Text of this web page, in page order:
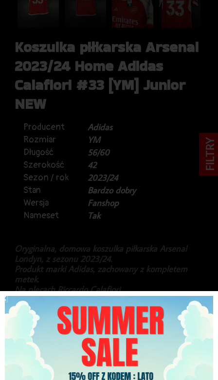
Koszulka piłkarska Arsenal
2023/24 Home Adidas
Calafiori #33 [YM] Junior
NEW
Producent
Adidas
Rozmiar
YM
Długość
56/60
Szerokość
42
Sezon / rok
2023/24
Stan
Bardzo dobry
Wersja
Fanshop
Nameset
Tak
Oryginalna, domowa koszulka piłkarska Arsenal
Londyn, z sezonu 2023/24.
Produkt marki Adidas, zachowany z kompletem
metek.
Na plecach Riccardo Calafiori.
Koszulka w rozmiarze dziecięcym M, na wiek 11-12
lat, i wzrost 152cm.
199.99
FILTRY